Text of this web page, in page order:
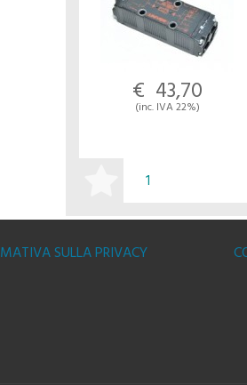
€ 43,70
(inc. IVA 22%)
SULLA PRIVACY